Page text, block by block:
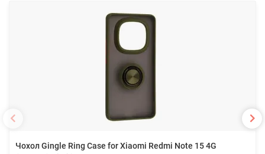
Чохол Gingle Ring Case for Xiaomi Redmi Note 15 4G